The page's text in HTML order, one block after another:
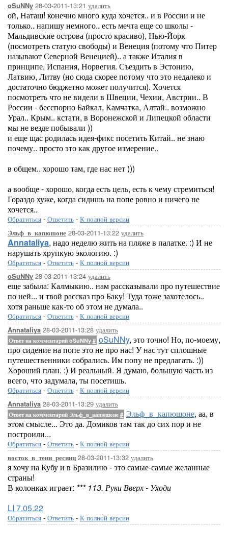
oSuNNy 28-03-2011-13:21 удалить
ой, Наташ! конечно много куда хочется.. и в России и не
только.. напишу немного.. есть мечта еще со школы -
Мальдивские острова (просто красиво), Нью-Йорк
(посмотреть статую свободы) и Венеция (потому что Питер
называют Северной Венецией).. а также Италия в
принципе, Испания, Норвегия. Съездить в Эстонию,
Латвию, Литву (но сюда скорее потому что это недалеко и
достаточно бюджетно может получится). Хочется
посмотреть что не видели в Швеции, Чехии, Австрии.. В
России - бесспорно Байкал, Камчатка, Алтай.. возможно
Урал.. Крым.. кстати, в Воронежской и Липецкой области
мы не везде побывали ))
и еще щас родилась идея-фикс посетить Китай.. не знаю
почему.. просто это как другое измерение..
в общем.. хорошо там, где нас нет )))
а вообще - хорошо, когда есть цель, есть к чему стремиться!
Гораздо хуже, когда сидишь на попе ровно и ничего не
хочется..
Обратиться - Ответить - К полной версии
Эльф_в_капюшоне 28-03-2011-13:22 удалить
Annataliya, надо неделю жить на пляже в палатке. :) И не
нарушать хрупкую экологию. :)
Обратиться - Ответить - К полной версии
oSuNNy 28-03-2011-13:24 удалить
еще забыла: Калмыкию.. нам рассказывали про путешествие
по ней... и твой рассказ про Баку! Туда тоже захотелось..
хотя раньше как-то об этом не думала..
Обратиться - Ответить - К полной версии
Annataliya 28-03-2011-13:28 удалить
Ответ на комментарий oSuNNy # oSuNNy, это точно! Но, по-моему,
про сидение на попе это не про нас! У нас тут сплошные
путешественники собрались. Им попу не предлагать. :))
Хороший план. :) И реальный. Я думаю, большую часть из
всего, что задумала, ты посетишь.
Обратиться - Ответить - К полной версии
Annataliya 28-03-2011-13:29 удалить
Ответ на комментарий Эльф_в_капюшоне # Эльф_в_капюшоне, аа, в
этом смысле... Это да. Домиков там так до сих пор и не
построили...
Обратиться - Ответить - К полной версии
восток_в_тени_ресниц 28-03-2011-13:32 удалить
я хочу на Кубу и в Бразилию - это самые-самые желанные
страны!
В колонках играет: *** 113. Руки Вверх - Уходи
LI 7.05.22
Обратиться - Ответить - К полной версии